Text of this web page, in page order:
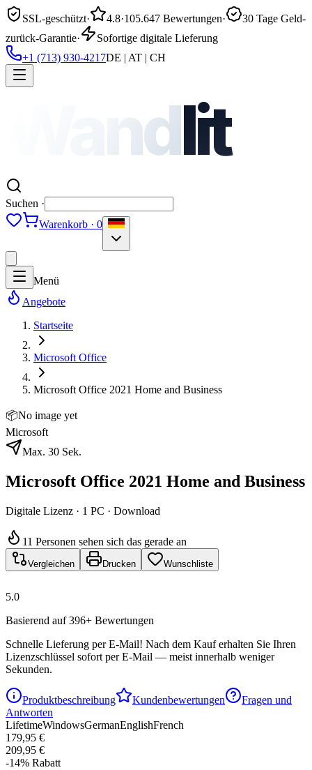
SSL-geschützt· 4.8·105.647 Bewertungen·
30 Tage Geld-
zurück-Garantie·
Sofortige digitale Lieferung
+1 (713) 930-4217DE | AT | CH
Wandlit
Suchen ·
Warenkorb · 0
Menü
Angebote
Startseite
Microsoft Office
Microsoft Office 2021 Home and Business
📦No image yet
Microsoft
Max. 30 Sek.
Microsoft Office 2021 Home and Business
Digitale Lizenz · 1 PC · Download
11 Personen sehen sich das gerade an
Vergleichen Drucken Wunschliste
5.0
Basierend auf 396+ Bewertungen
Schnelle Lieferung per E-Mail! Nach dem Kauf erhalten Sie Ihren
Lizenzschlüssel sofort per E-Mail — meist innerhalb weniger
Sekunden.
Produktbeschreibung Kundenbewertungen
Fragen und
Antworten
LifetimeWindowsGermanEnglishFrench
179,95 €
209,95 €
-14% Rabatt